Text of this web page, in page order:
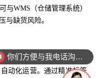
与WMS（仓储管理系统）
与缺货风险。
等，构建客户画像，支持
动化运营。通过精准标签
你们方便与我电话沟通吗